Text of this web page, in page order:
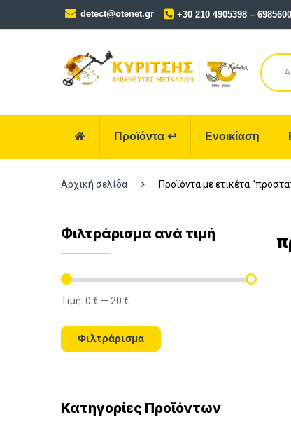
detect@otenet.gr +30 210 4905398 –
Search
for:
Προϊόντα ↩ Ενοικίαση
Αρχική σελίδα Προϊόντα με ετικέτα
Φιλτράρισμα ανά τιμή
Ελάχιστη
Μέγιστη
Φιλτράρισμα
Τιμή: 0 € — 20 €
Κατηγορίες Προϊόντων